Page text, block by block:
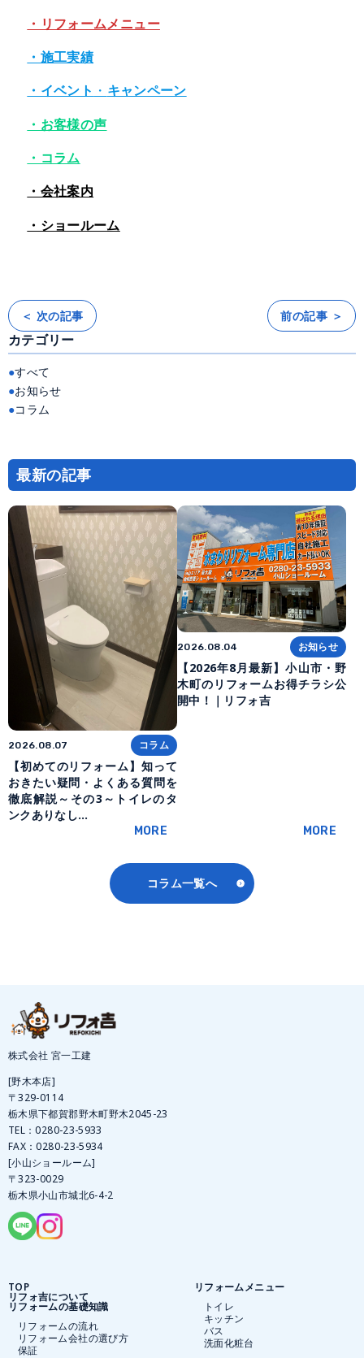
・リフォームメニュー
・施工実績
・イベント ・ キャンペーン
・お客様の声
・コラム
・会社案内
・ショールーム
投
稿
ナ
ビ
ゲ
ー
シ
ョ
ン
＜ 次の記事 前の記事 ＞
カテゴリー
すべて
お知らせ
コラム
最新の記事
2026.08.07 コラム
【初めてのリフォーム】知って
おきたい疑問・よくある質問を
徹底解説～その3～トイレのタ
ンクありなし…
MORE
2026.08.04 お知らせ
【2026年8月最新】小山市・野
木町のリフォームお得チラシ公
開中！｜リフォ吉
MORE
コラム一覧へ
株式会社 宮一工建
[野木本店]
〒329-0114
栃木県下都賀郡野木町野木2045-23
TEL：0280-23-5933
FAX：0280-23-5934
[小山ショールーム]
〒323-0029
栃木県小山市城北6-4-2
TOP
リフォ吉について
リフォームの基礎知識
リフォームの流れ
リフォーム会社の選び方
保証
リフォームメニュー
トイレ
キッチン
バス
洗面化粧台